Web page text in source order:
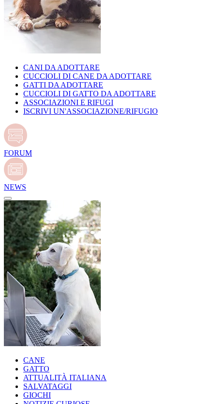
CANI DA ADOTTARE
CUCCIOLI DI CANE DA ADOTTARE
GATTI DA ADOTTARE
CUCCIOLI DI GATTO DA ADOTTARE
ASSOCIAZIONI E RIFUGI
ISCRIVI UN'ASSOCIAZIONE/RIFUGIO
FORUM
NEWS
CANE
GATTO
ATTUALITÀ ITALIANA
SALVATAGGI
GIOCHI